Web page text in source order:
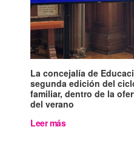
La concejalía de
segunda edición del
familiar, dentro de la
del verano
Leer más